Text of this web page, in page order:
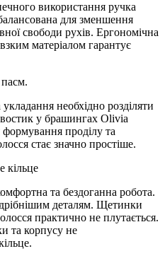
використання ручка
для зменшення
свободи рухів. Ергономічна
матеріалом гарантує
необхідно розділяти
у брашингах Olivia
формування проділу та
стає значно простіше.
кільце
та бездоганна робота.
деталям. Щетинки
практично не плутається.
та корпусу не